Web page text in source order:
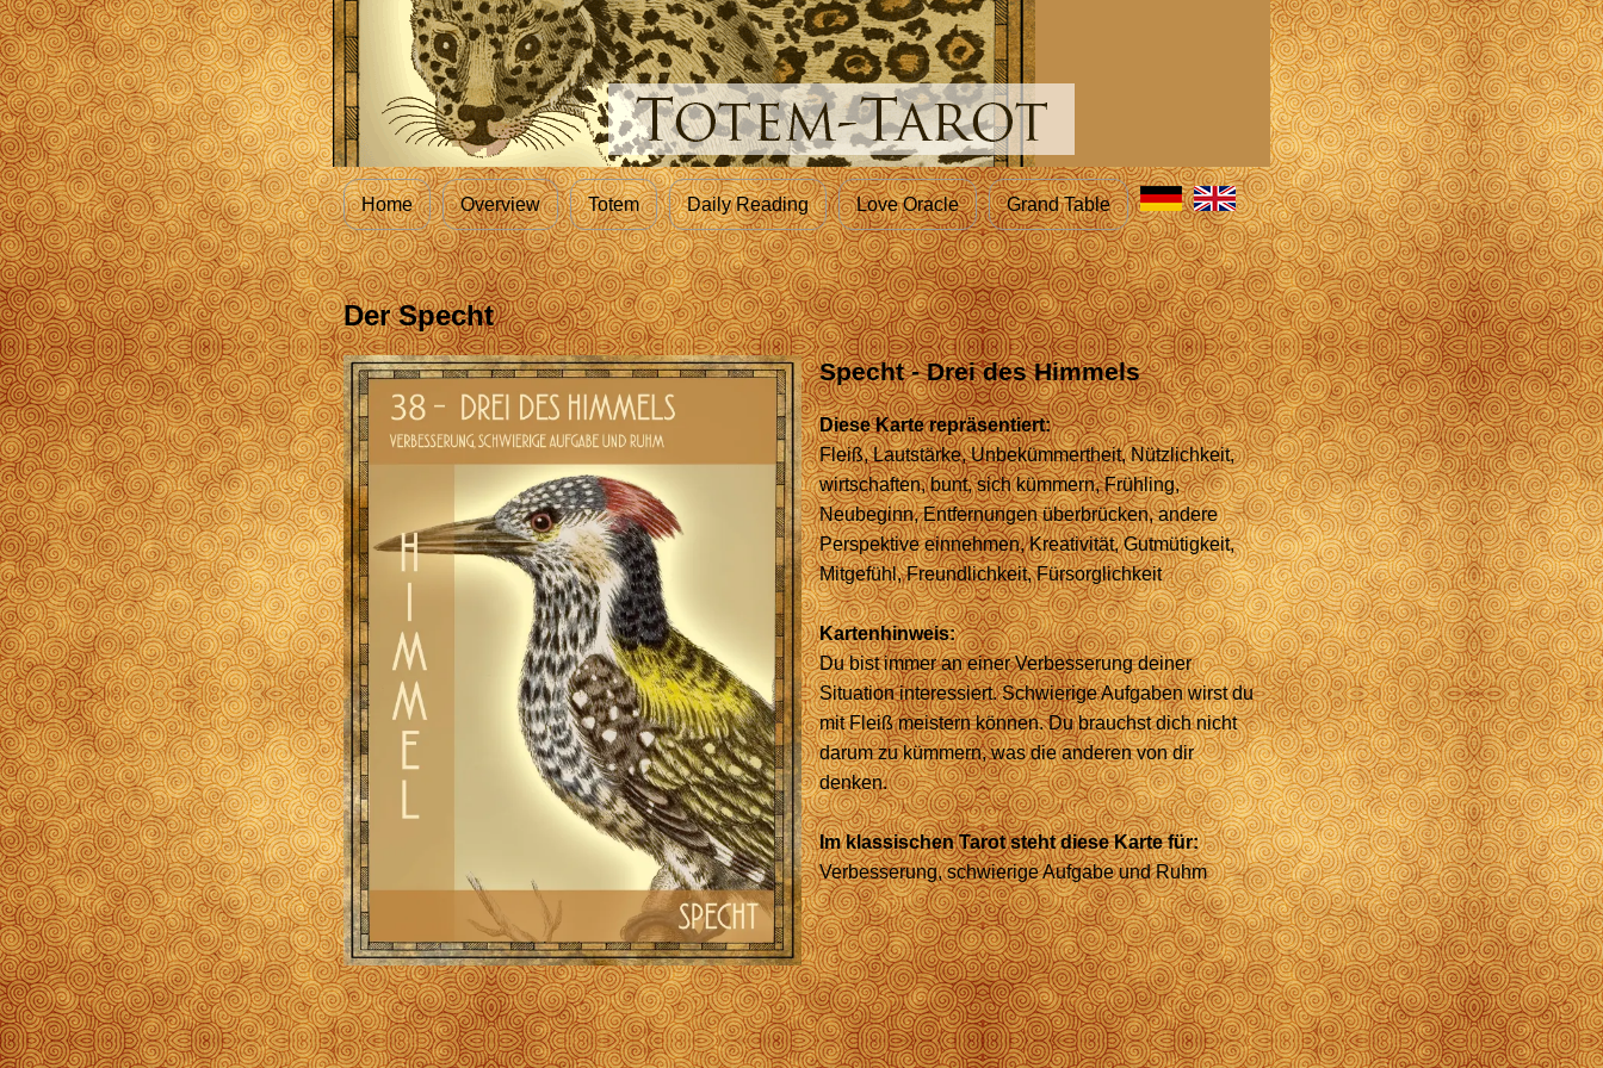
Home Overview Totem Daily Reading Love Oracle Grand Table
Der Specht
Specht - Drei des Himmels
Diese Karte repräsentiert:
Fleiß, Lautstärke, Unbekümmertheit, Nützlichkeit,
wirtschaften, bunt, sich kümmern, Frühling,
Neubeginn, Entfernungen überbrücken, andere
Perspektive einnehmen, Kreativität, Gutmütigkeit,
Mitgefühl, Freundlichkeit, Fürsorglichkeit
Kartenhinweis:
Du bist immer an einer Verbesserung deiner
Situation interessiert. Schwierige Aufgaben wirst du
mit Fleiß meistern können. Du brauchst dich nicht
darum zu kümmern, was die anderen von dir
denken.
Im klassischen Tarot steht diese Karte für:
Verbesserung, schwierige Aufgabe und Ruhm